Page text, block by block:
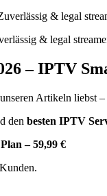
& legal
– IPTV
Artikeln liebst
den besten IPTV
– 59,99 €